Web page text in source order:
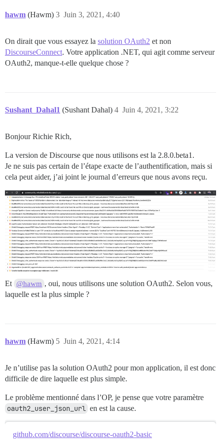
omniauth-1.9.1/lib/omniauth/strategy.rb:373:in
omniauth-oauth2-1.7.1/lib/omniauth/strategies/
omniauth-1.9.1/lib/omniauth/strategy.rb:169:in `call'
omniauth-1.9.1/lib/omniauth/strategy.rb:192:in
omniauth-1.9.1/lib/omniauth/strategy.rb:192:in
omniauth-1.9.1/lib/omniauth/strategy.rb:169:in `call'
omniauth-1.9.1/lib/omniauth/strategy.rb:192:in
omniauth-1.9.1/lib/omniauth/strategy.rb:169:in `call'
omniauth-1.9.1/lib/omniauth/builder.rb:45:in `call'
/var/www/discourse/lib/middleware/
rack-2.2.3/lib/rack/head.rb:12:in `call'
/var/www/discourse/lib/content_security_policy/
/var/www/discourse/lib/middleware/
rack-2.2.3/lib/rack/session/abstract/id.rb:266:in
rack-2.2.3/lib/rack/session/abstract/id.rb:260:in
hawm (Hawm) Juin 3, 2021, 4:40
3
On dirait que vous essayez la solution OAuth2 et non
DiscourseConnect. Votre application .NET, qui agit comme serveur
OAuth2, manque-t-elle quelque chose ?
Sushant_Dahal1 (Sushant Dahal) Juin 4, 2021, 3:22
4
Bonjour Richie Rich,
La version de Discourse que nous utilisons est la 2.8.0.beta1.
Je ne suis pas certain de l’étape exacte de l’authentification, mais si
cela peut aider, j’ai joint le journal d’erreurs que nous avons reçu.
Et @hawm , oui, nous utilisons une solution OAuth2. Selon vous,
laquelle est la plus simple ?
hawm (Hawm) Juin 4, 2021, 4:14
5
Je n’utilise pas la solution OAuth2 pour mon application, il est donc
difficile de dire laquelle est plus simple.
Le problème mentionné dans l’OP, je pense que votre paramètre
oauth2_user_json_url en est la cause.
github.com/discourse/discourse-oauth2-basic